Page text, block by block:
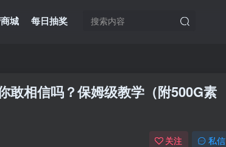
城 每日抽奖
敢相信吗？保姆级教学（附500G素
关注 私信